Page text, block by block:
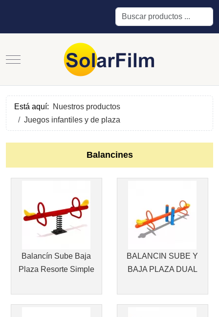
Buscar
Mobile Menu Toggle
Está aquí:
Nuestros productos
Juegos infantiles y de plaza
Balancines
Balancín Sube Baja
Plaza Resorte Simple
BALANCIN SUBE Y
BAJA PLAZA DUAL